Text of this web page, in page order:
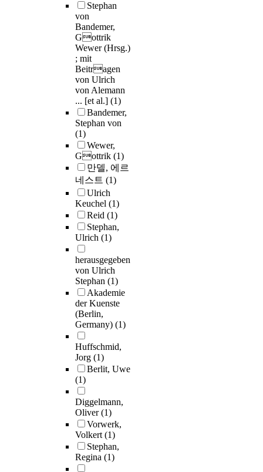
Stephan
von
Bandemer,
Gottrik
Wewer (Hrsg.)
; mit
Beitragen
von Ulrich
von Alemann
... [et al.] (1)
Bandemer,
Stephan von
(1)
Wewer,
Gottrik (1)
만델, 에르
네스트 (1)
Ulrich
Keuchel (1)
Reid (1)
Stephan,
Ulrich (1)
herausgegeben
von Ulrich
Stephan (1)
Akademie
der Kuenste
(Berlin,
Germany) (1)
Huffschmid,
Jorg (1)
Berlit, Uwe
(1)
Diggelmann,
Oliver(1)
Vorwerk,
Volkert(1)
Stephan,
Regina (1)